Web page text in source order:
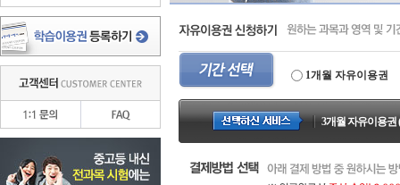
1개월 자유이용권
3개월 자유이용권